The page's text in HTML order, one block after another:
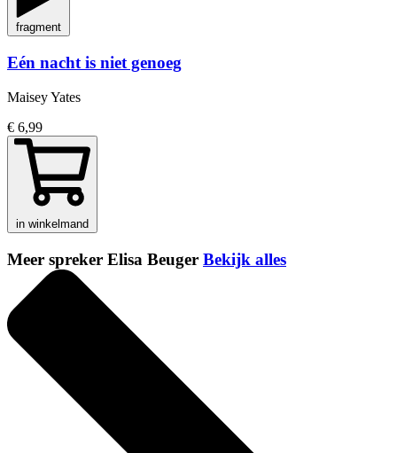
fragment
Eén nacht is niet genoeg
Maisey Yates
€ 6,99
in winkelmand
Meer spreker Elisa Beuger Bekijk alles